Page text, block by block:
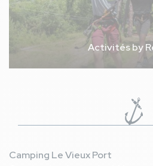
Activités by
Camping Le Vieux Port